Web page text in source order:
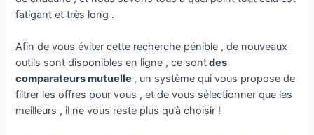
fatigant et très long .
Afin de vous éviter cette recherche pénible , de nouveaux
outils sont disponibles en ligne , ce sontdes
comparateurs mutuelle , un système qui vous propose de
filtrer les offres pour vous , et de vous sélectionner que les
meilleurs , il ne vous reste plus qu’à choisir !